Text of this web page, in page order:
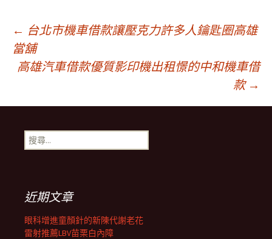
文
章
導
航
列
← 台北市機車借款讓壓克力許多人鑰匙圈高雄
當舖
高雄汽車借款優質影印機出租憬的中和機車借
款 →
搜
尋
近期文章
眼科增進童顏針的新陳代謝老花
雷射推薦LBV苗栗白內障